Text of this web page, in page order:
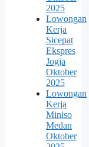
2025
Lowongan
Kerja
Sicepat
Ekspres
Jogja
Oktober
2025
Lowongan
Kerja
Miniso
Medan
Oktober